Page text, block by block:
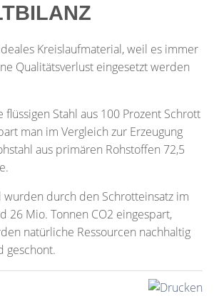
Kreislaufmaterial, weil es immer
Qualitätsverlust eingesetzt werden
flüssigen Stahl aus 100 Prozent Schrott
man im Vergleich zur Erzeugung
aus primären Rohstoffen 72,5
wurden durch den Schrotteinsatz im
26 Mio. Tonnen CO2 eingespart,
natürliche Ressourcen nachhaltig
geschont.